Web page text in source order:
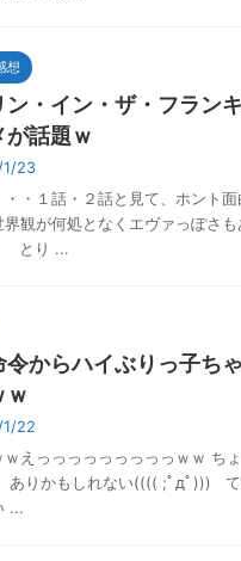
想
ン・イン・ザ・フラン
が話題ｗ
1/23
・・１話・２話と見て、ホント
界観が何処となくエヴァっぽさ
とり ...
令からハイぶりっ子ち
ｗ
1/22
ｗえっっっっっっっっっｗｗ ち
ありかもしれない(((( ;ﾟдﾟ)))
...